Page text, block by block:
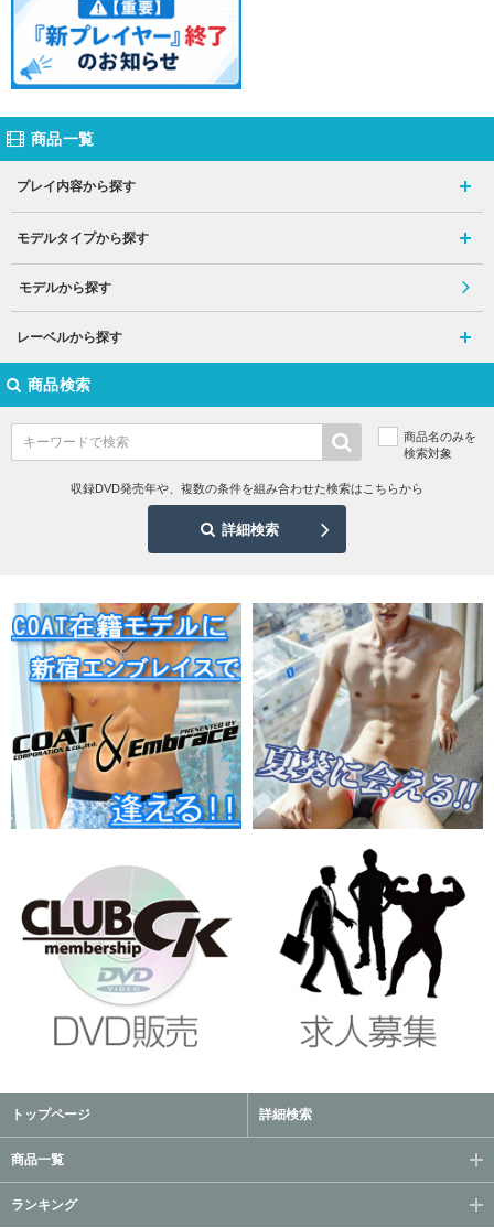
商品一覧
プレイ内容から探す
モデルタイプから探す
モデルから探す
レーベルから探す
商品検索
商品名のみを
検索対象
収録DVD発売年や、複数の条件を組み合わせた検索はこちらから
詳細検索
トップページ 詳細検索
商品一覧
ランキング